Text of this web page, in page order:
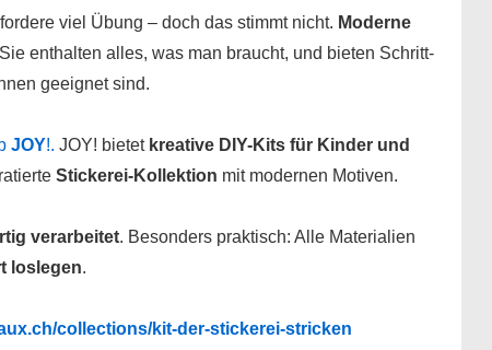
viel Übung – doch das stimmt nicht. Moderne
enthalten alles, was man braucht, und bieten Schritt-
geeignet sind.
JOY!. JOY! bietet kreative DIY-Kits für Kinder und
Stickerei-Kollektion mit modernen Motiven.
verarbeitet. Besonders praktisch: Alle Materialien
loslegen.
collections/kit-der-stickerei-stricken